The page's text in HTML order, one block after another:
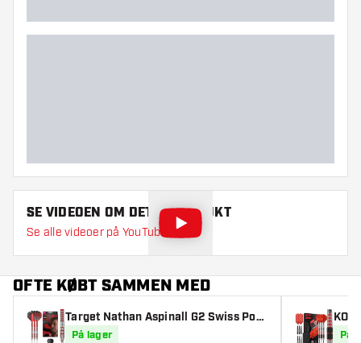
SE VIDEOEN OM DETTE PRODUKT
Se alle videoer på YouTube
OFTE KØBT SAMMEN MED
Target Nathan Aspinall G2 Swiss Poin
t 95% Dartpile
På lager
tpile
På